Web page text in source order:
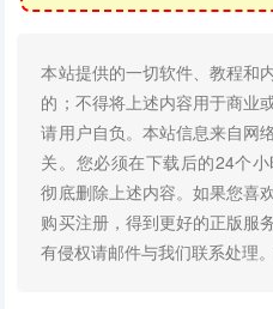
本站提供的一切软件、教程和
的；不得将上述内容用于商业
请用户自负。本站信息来自网
关。您必须在下载后的24个
彻底删除上述内容。如果您喜
购买注册，得到更好的正版服
有侵权请邮件与我们联系处理